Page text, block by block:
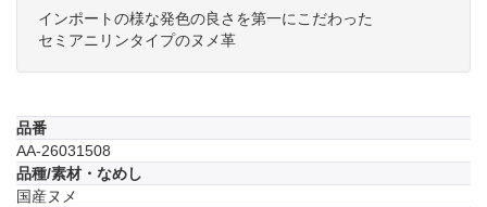
インポートの様な発色の良さを第一にこだわった
セミアニリンタイプのヌメ革
品番
AA-26031508
品種/素材・なめし
国産ヌメ